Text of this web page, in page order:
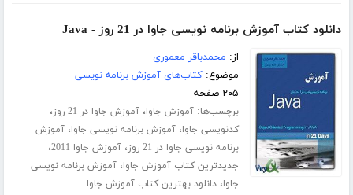
دانلود کتاب آموزش برنامه نویسی جاوا در 21 روز - Java
از: محمدباقر معموری
موضوع:کتاب‌های آموزش برنامه نویسی
۲۰۵ صفحه
برچسب‌ها:آموزش جاوا،آموزش جاوا در 21 روز ،
کدنویسی جاوا،آموزش برنامه نویسی جاوا،آموزش
برنامه نویسی جاوا در 21 روز
،آموزش جاوا 2011 ،
جدیدترین کتاب آموزش جاوا،آموزش برنامه نویسی
جاوا،دانلود بهترین کتاب آموزش جاوا